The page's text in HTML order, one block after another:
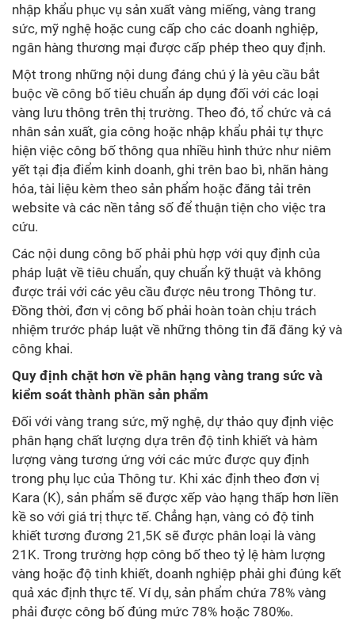
nhập khẩu phục vụ sản xuất vàng miếng, vàng trang
sức, mỹ nghệ hoặc cung cấp cho các doanh nghiệp,
ngân hàng thương mại được cấp phép theo quy định.
Một trong những nội dung đáng chú ý là yêu cầu bắt
buộc về công bố tiêu chuẩn áp dụng đối với các loại
vàng lưu thông trên thị trường. Theo đó, tổ chức và cá
nhân sản xuất, gia công hoặc nhập khẩu phải tự thực
hiện việc công bố thông qua nhiều hình thức như niêm
yết tại địa điểm kinh doanh, ghi trên bao bì, nhãn hàng
hóa, tài liệu kèm theo sản phẩm hoặc đăng tải trên
website và các nền tảng số để thuận tiện cho việc tra
cứu.
Các nội dung công bố phải phù hợp với quy định của
pháp luật về tiêu chuẩn, quy chuẩn kỹ thuật và không
được trái với các yêu cầu được nêu trong Thông tư.
Đồng thời, đơn vị công bố phải hoàn toàn chịu trách
nhiệm trước pháp luật về những thông tin đã đăng ký và
công khai.
Quy định chặt hơn về phân hạng vàng trang sức và
kiểm soát thành phần sản phẩm
Đối với vàng trang sức, mỹ nghệ, dự thảo quy định việc
phân hạng chất lượng dựa trên độ tinh khiết và hàm
lượng vàng tương ứng với các mức được quy định
trong phụ lục của Thông tư. Khi xác định theo đơn vị
Kara (K), sản phẩm sẽ được xếp vào hạng thấp hơn liền
kề so với giá trị thực tế. Chẳng hạn, vàng có độ tinh
khiết tương đương 21,5K sẽ được phân loại là vàng
21K. Trong trường hợp công bố theo tỷ lệ hàm lượng
vàng hoặc độ tinh khiết, doanh nghiệp phải ghi đúng kết
quả xác định thực tế. Ví dụ, sản phẩm chứa 78% vàng
phải được công bố đúng mức 78% hoặc 780‰.